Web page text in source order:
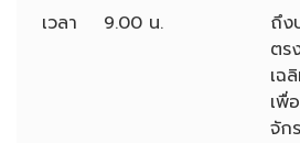
เวลา 9.00 น.
ถึง
ตร
เฉ
เพื่
จัก